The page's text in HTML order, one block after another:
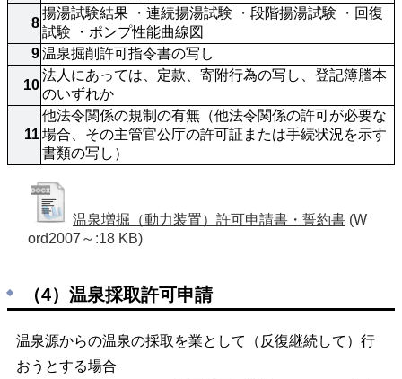
8
揚湯試験結果 ・連続揚湯試験 ・段階揚湯試験 ・回復
試験 ・ポンプ性能曲線図
9温泉掘削許可指令書の写し
10
法人にあっては、定款、寄附行為の写し、登記簿謄本
のいずれか
11
他法令関係の規制の有無（他法令関係の許可が必要な
場合、その主管官公庁の許可証または手続状況を示す
書類の写し）
温泉増掘（動力装置）許可申請書・誓約書 (W
ord2007～:18 KB)
（4）温泉採取許可申請
温泉源からの温泉の採取を業として（反復継続して）行
おうとする場合